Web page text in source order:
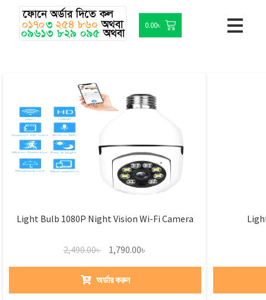
0.00৳
Light Bulb 1080P Night Vision Wi-Fi Camera
2,490.00৳ 1,790.00৳
অর্ডার করুন